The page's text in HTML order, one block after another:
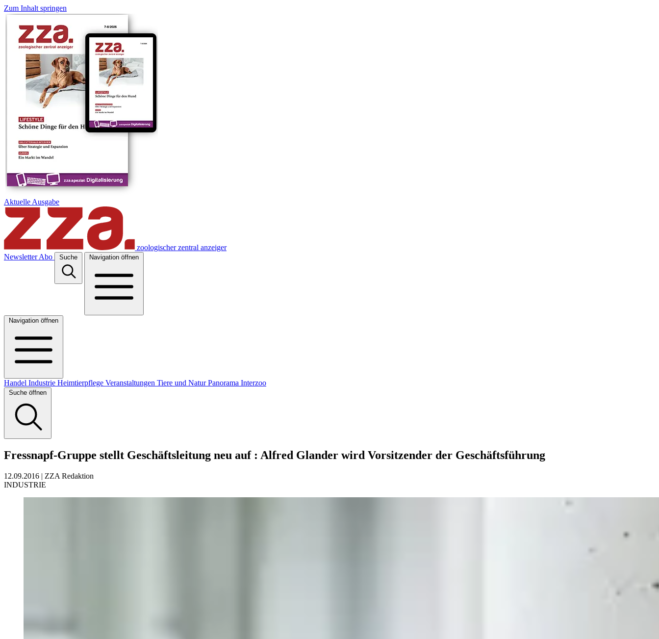
Zum Inhalt springen
Aktuelle Ausgabe
zoologischer zentral anzeiger
Newsletter Abo Suche Navigation öffnen
Navigation öffnen
Handel Industrie Heimtierpflege Veranstaltungen Tiere und NaturPanorama Interzoo
Suche öffnen
Fressnapf-Gruppe stellt Geschäftsleitung neu auf : Alfred Glander wird Vorsitzender der Geschäftsführung
12.09.2016 | ZZA Redaktion
INDUSTRIE